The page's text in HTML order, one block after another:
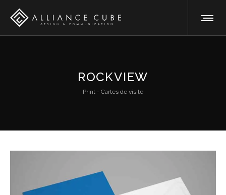
ROCKVIEW
Print - Cartes de visite